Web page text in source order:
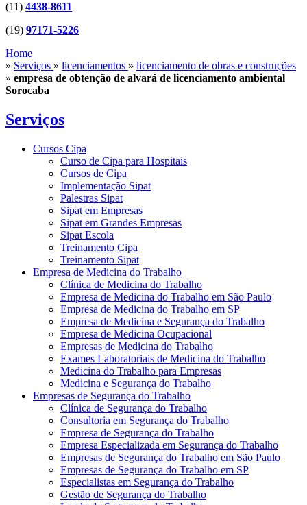
(11) 4438-8611
(19) 97171-5226
Home
» Serviços » licenciamentos » licenciamento de obras e construções
» empresa de obtenção de alvará de licenciamento ambiental
Sorocaba
Serviços
Cursos Cipa
Curso de Cipa para Hospitais
Cursos de Cipa
Implementação Sipat
Palestras Sipat
Sipat em Empresas
Sipat em Grandes Empresas
Sipat Escola
Treinamento Cipa
Treinamento Sipat
Empresa de Medicina do Trabalho
Clínica de Medicina do Trabalho
Empresa de Medicina do Trabalho em São Paulo
Empresa de Medicina do Trabalho em SP
Empresa de Medicina e Segurança do Trabalho
Empresa de Medicina Ocupacional
Empresas de Medicina do Trabalho
Exames Laboratoriais de Medicina do Trabalho
Medicina do Trabalho para Empresas
Medicina e Segurança do Trabalho
Empresas de Segurança do Trabalho
Clínica de Segurança do Trabalho
Consultoria em Segurança do Trabalho
Empresa de Segurança do Trabalho
Empresa Especializada em Segurança do Trabalho
Empresas de Segurança do Trabalho em São Paulo
Empresas de Segurança do Trabalho em SP
Especialistas em Segurança do Trabalho
Gestão de Segurança do Trabalho